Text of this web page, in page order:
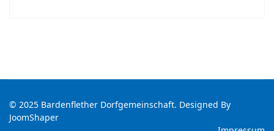
© 2025 Bardenflether Dorfgemeinschaft. Designed By
JoomShaper